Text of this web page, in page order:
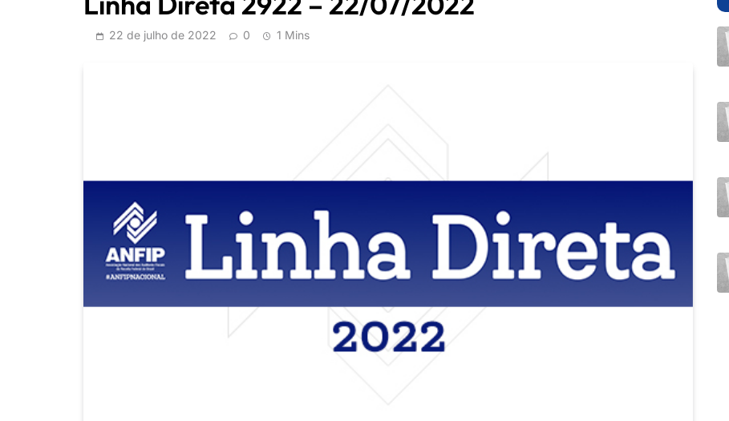
22 de julho de 2022 0 1 Mins